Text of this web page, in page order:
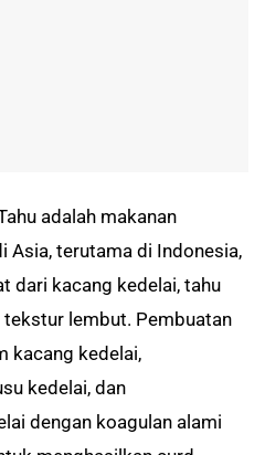
adalah makanan
Asia, terutama di Indonesia,
dari kacang kedelai, tahu
lembut. Pembuatan
kacang kedelai,
kedelai, dan
dengan koagulan alami